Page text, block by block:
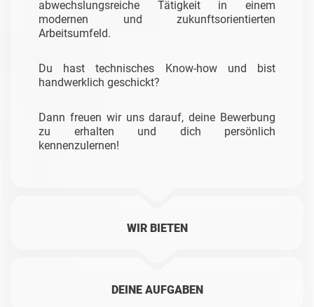
abwechslungsreiche Tätigkeit in einem
modernen und zukunftsorientierten
Arbeitsumfeld.
Du hast technisches Know-how und bist
handwerklich geschickt?
Dann freuen wir uns darauf, deine Bewerbung
zu erhalten und dich persönlich
kennenzulernen!
WIR BIETEN
DEINE AUFGABEN